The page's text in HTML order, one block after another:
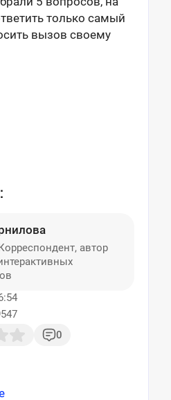
только самый
вызов своему
автор
0